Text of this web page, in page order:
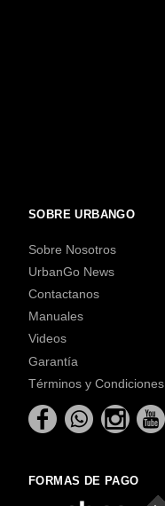
SOBRE URBANGO
Sobre Nosotros
UrbanGo News
Contactanos
Manuales
Videos
Garantía
Términos y Condiciones
FORMAS DE PAGO